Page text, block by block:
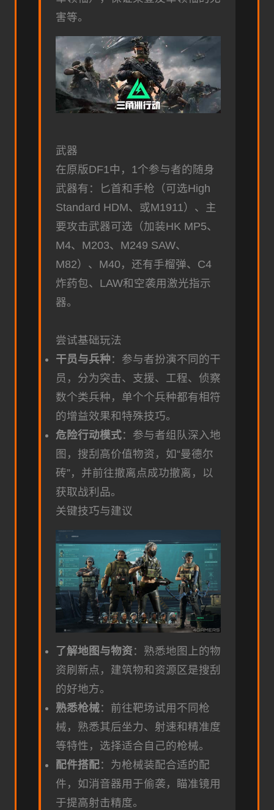
害等。
武器
在原版DF1中，1个参与者的随身
武器有：匕首和手枪（可选High
Standard HDM、或M1911）、主
要攻击武器可选（加装HK MP5、
M4、M203、M249 SAW、
M82）、M40，还有手榴弹、C4
炸药包、LAW和空袭用激光指示
器。
尝试基础玩法
干员与兵种 ：参与者扮演不同的干
员，分为突击、支援、工程、侦察
数个类兵种，单个个兵种都有相符
的增益效果和特殊技巧。
危险行动模式：参与者组队深入地
图，搜刮高价值物资，如“曼德尔
砖”，并前往撤离点成功撤离，以
获取战利品。
关键技巧与建议
了解地图与物资：熟悉地图上的物
资刷新点，建筑物和资源区是搜刮
的好地方。
熟悉枪械：前往靶场试用不同枪
械，熟悉其后坐力、射速和精准度
等特性，选择适合自己的枪械。
配件搭配：为枪械装配合适的配
件，如消音器用于偷袭，瞄准镜用
于提高射击精度。